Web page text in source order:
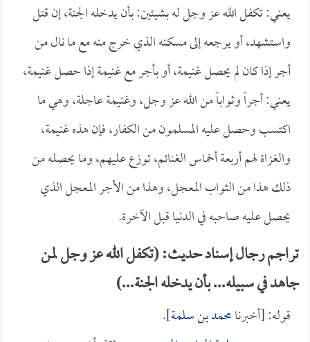
يعني: تكفل الله عز وجل له بشيئين: بأن يدخله الجنة، إن قتل
واستشهد، أو يرجعه إلى مسكنه الذي خرج منه مع ما نال من
أجر إذا كان لم يحصل غنيمة، أو بأجر مع غنيمة إذا حصل غنيمة،
يعني: أجراً وثواباً من الله عز وجل، وغنيمة عاجلة، وهي ما
اكتسب وحصل عليه المسلمون من الكفار، فإن هذه غنيمة،
والغزاة لهم أربعة أخماس الغنائم، توزع عليهم، وما يحصله من
ذلك هذا من الثواب المعجل، وهذا من الأجر المعجل الذي
يحصل عليه صاحبه في الدنيا قبل الآخرة.
تراجم رجال إسناد حديث: (تكفل الله عز وجل لمن
جاهد في سبيله... بأن يدخله الجنة...)
قوله: [أخبرنامحمد بن سلمة].